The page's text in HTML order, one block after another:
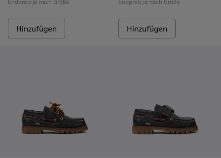
Endpreis je nach Größe
Hinzufügen
Endpreis je nach Größe
Hinzufügen